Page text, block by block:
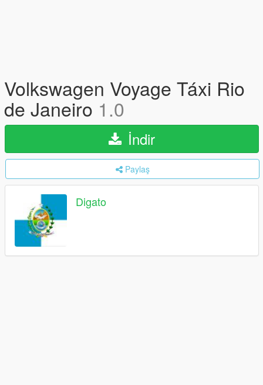
Volkswagen Voyage Táxi Rio
de Janeiro 1.0
İndir
Paylaş
Digato